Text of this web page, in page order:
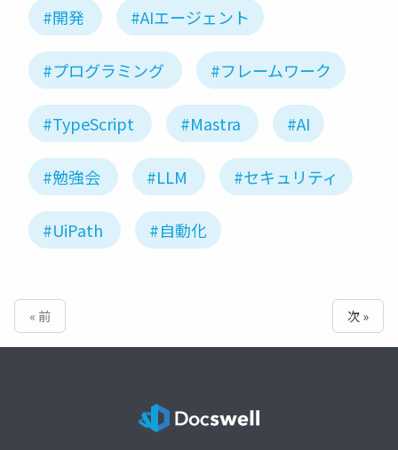
#開発 #AIエージェント
#プログラミング #フレームワーク
#TypeScript #Mastra #AI
#勉強会 #LLM #セキュリティ
#UiPath #自動化
« 前 次 »